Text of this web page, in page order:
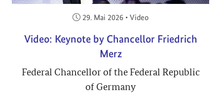
Veröffentlicht am:
29. Mai 2026 • Video
Video: Keynote by Chancellor Friedrich
Merz
Federal Chancellor of the Federal Republic
of Germany